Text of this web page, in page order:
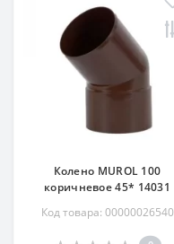
Колено MUROL 100
коричневое 45* 14031
Код товара: 00000026540